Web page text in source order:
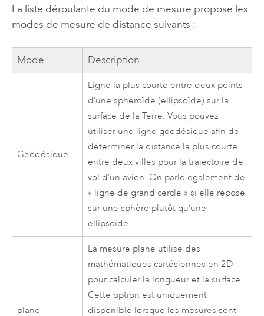
La liste déroulante du mode de mesure propose les
modes de mesure de distance suivants :
Mode Description
Géodésique
Ligne la plus courte entre deux points
d’une sphéroïde (ellipsoïde) sur la
surface de la Terre. Vous pouvez
utiliser une ligne géodésique afin de
déterminer la distance la plus courte
entre deux villes pour la trajectoire de
vol d’un avion. On parle également de
« ligne de grand cercle » si elle repose
sur une sphère plutôt qu’une
ellipsoïde.
plane
La mesure plane utilise des
mathématiques cartésiennes en 2D
pour calculer la longueur et la surface.
Cette option est uniquement
disponible lorsque les mesures sont